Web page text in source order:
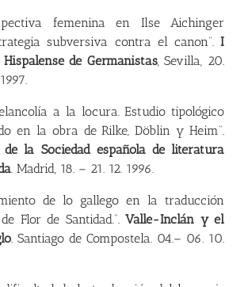
femenina en Ilse Aichinger
subversiva contra el canon”. I
Hispalense de Germanistas, Sevilla, 20.
a la locura. Estudio tipológico
en la obra de Rilke, Döblin y Heim”.
de la Sociedad española de literatura
. Madrid, 18. – 21. 12. 1996.
de lo gallego en la traducción
Flor de Santidad.”.Valle-Inclán y el
. Santiago de Compostela. 04. – 06. 10.